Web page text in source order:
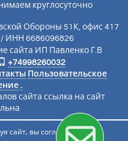
круглосуточно
Обороны 51К, офис 417
ИНН 6686096826
сайта ИП Павленко Г.В
+74998260032
Пользовательское
.
сайта ссылка на сайт
сайт, вы соглашаетесь с